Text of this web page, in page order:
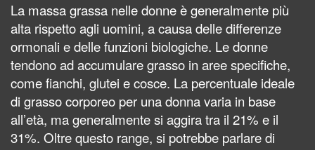
La massa grassa nelle donne è generalmente più
alta rispetto agli uomini, a causa delle differenze
ormonali e delle funzioni biologiche. Le donne
tendono ad accumulare grasso in aree specifiche,
come fianchi, glutei e cosce. La percentuale ideale
di grasso corporeo per una donna varia in base
all’età, ma generalmente si aggira tra il 21% e il
31%. Oltre questo range, si potrebbe parlare di